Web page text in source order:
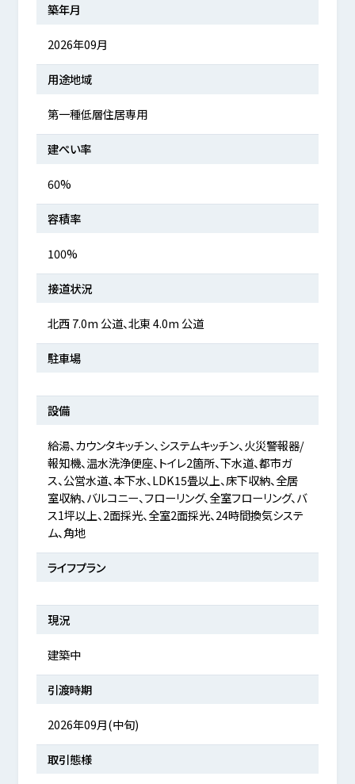
築年月
2026年09月
用途地域
第一種低層住居専用
建ぺい率
60%
容積率
100%
接道状況
北西 7.0m 公道、北東 4.0m 公道
駐車場
設備
給湯、カウンタキッチン、システムキッチン、火災警報器/
報知機、温水洗浄便座、トイレ2箇所、下水道、都市ガ
ス、公営水道、本下水、LDK15畳以上、床下収納、全居
室収納、バルコニー、フローリング、全室フローリング、バ
ス1坪以上、2面採光、全室2面採光、24時間換気システ
ム、角地
ライフプラン
現況
建築中
引渡時期
2026年09月(中旬)
取引態様